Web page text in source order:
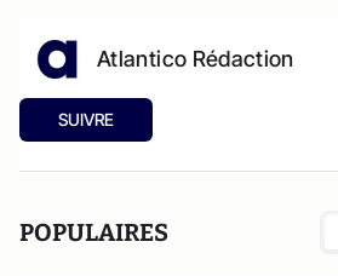
Atlantico Rédaction
SUIVRE
POPULAIRES